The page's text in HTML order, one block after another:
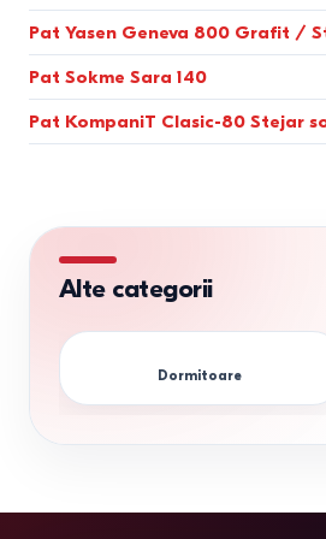
180×200(King Size)
din pat sub un unghi natural al
Cum să evitați
Înainte de a adăuga produsul în
Spațiul pentru trecere
în lateral. Soluția optimă este
Pat Yasen Geneva 800 Grafit /
Pat Sokme Sara 140
Pat KompaniT Clasic-80 Stejar
Alte categorii
Dormitoare